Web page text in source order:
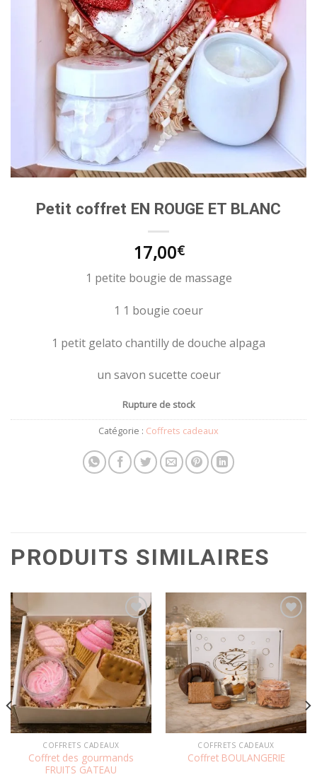
Petit coffret EN ROUGE ET BLANC
17,00€
1 petite bougie de massage
1 1 bougie coeur
1 petit gelato chantilly de douche alpaga
un savon sucette coeur
Rupture de stock
Catégorie : Coffrets cadeaux
PRODUITS SIMILAIRES
Ajouter
à la
wishlist
COFFRETS CADEAUX
Coffret des gourmands
FRUITS GATEAU
Ajouter
à la
wishlist
COFFRETS CADEAUX
Coffret BOULANGERIE